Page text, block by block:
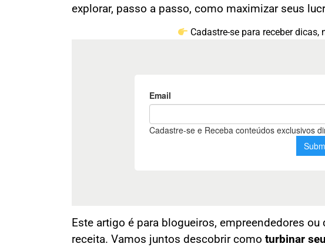
explorar, passo a passo, como maximizar seus
Cadastre-se para receber
Este artigo é para blogueiros, empreendedores
receita. Vamos juntos descobrir como turbinar